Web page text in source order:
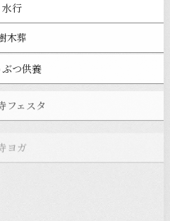
水行
木葬
ぶつ供養
知らせ